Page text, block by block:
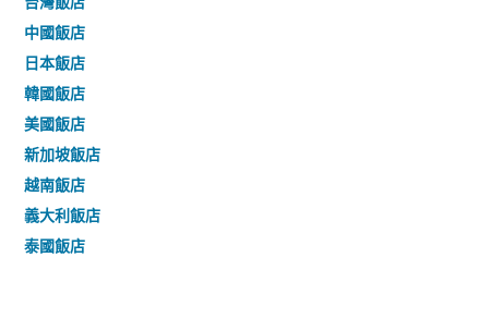
中國飯店
日本飯店
韓國飯店
美國飯店
新加坡飯店
越南飯店
義大利飯店
泰國飯店